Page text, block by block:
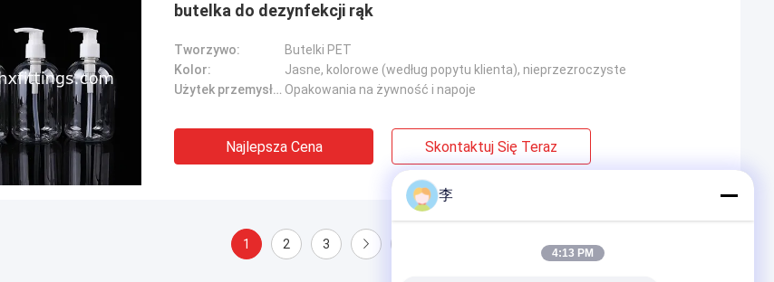
butelka do dezynfekcji rąk
Tworzywo:
Butelki PET
Kolor:
Jasne, kolorowe (według popytu klienta), nieprzezroczyste
Użytek przemysłowy:: Opakowania na żywność i napoje
Najlepsza Cena Skontaktuj Się Teraz
1 2 3
李
4:13 PM